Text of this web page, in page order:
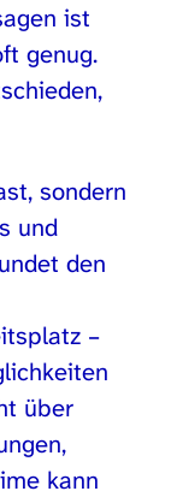
ist
genug.
sondern
und
den
–
über
kann